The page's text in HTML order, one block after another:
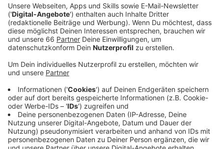
Gedenkfeier an die Opfer ein.
Veröffentlicht:Freitag, 23.02.2024 14:05
Anzeige
ihre Gesundheit in diesem jahrzehntelangen Konflikt
verloren haben", heißt es in einer Mitteilung. Start der
Kundgebung ist für 19 Uhr geplant. Auch am morgigen
Samstag (25. Februar) wird es eine
Trauerveranstaltung geben: Um 18 Uhr lädt der